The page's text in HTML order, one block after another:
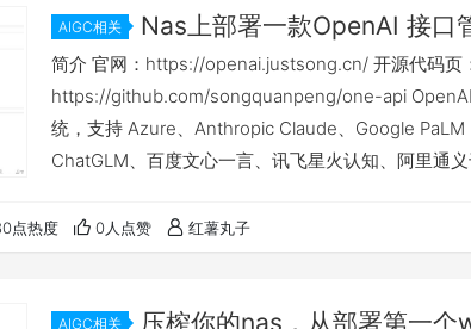
AIGC相关
Nas上部署一款OpenAI 接口
统：one-api
简介 官网：https://openai.justsong.cn/ 开源代码页
https://github.com/songquanpeng/one-api
统，支持 Azure、Anthropic Claude、Google PaLM
ChatGLM、百度文心一言、讯飞星火认知、阿里通
像，一键部署，开箱即用 功能： 安…
点热度 0人点赞 红薯丸子
AIGC相关
压榨你的nas，从部署第一个